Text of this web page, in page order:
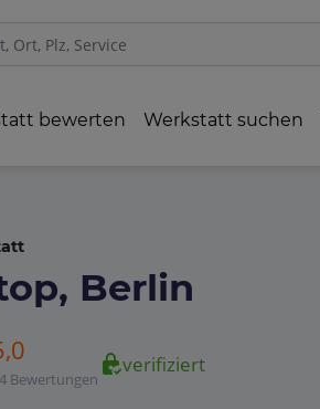
bewerten Werkstatt suchen
Berlin
Bewertungen
verifiziert